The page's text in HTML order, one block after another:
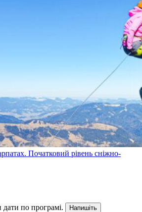
Початковий рівень сніжно-
по програмі.
Напишіть